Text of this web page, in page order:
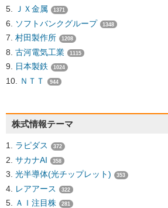
ＪＸ金属 1371
ソフトバンクグループ 1348
村田製作所 1208
古河電気工業 1115
日本製鉄 1024
ＮＴＴ 944
株式情報テーマ
ラピダス 372
サカナAI 358
光半導体(光チップレット) 353
レアアース 322
ＡＩ注目株 281